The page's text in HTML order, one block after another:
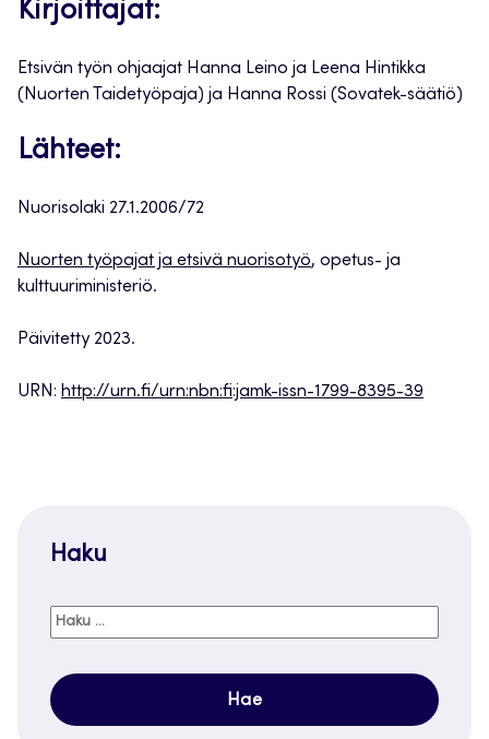
Kirjoittajat:
Etsivän työn ohjaajat Hanna Leino ja Leena Hintikka
(Nuorten Taidetyöpaja) ja Hanna Rossi (Sovatek-säätiö)
Lähteet:
Nuorisolaki 27.1.2006/72
Nuorten työpajat ja etsivä nuorisotyö, opetus- ja
kulttuuriministeriö.
Päivitetty 2023.
URN: http://urn.fi/urn:nbn:fi:jamk-issn-1799-8395-39
Haku
Haku: